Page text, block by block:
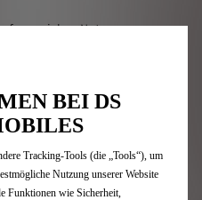
Netz
auf Parkplätzen oder in
werden. So haben Sie die
aufzuladen.
BEI DS
Tracking-Tools (die „Tools“), um
Nutzung unserer Website
Funktionen wie Sicherheit,